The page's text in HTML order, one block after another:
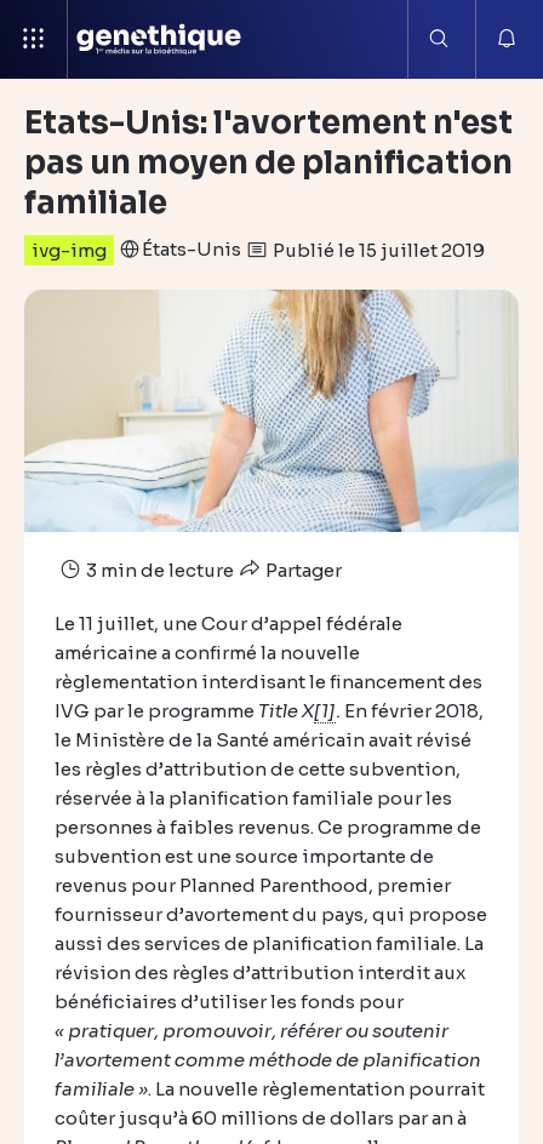
Etats-Unis: l'avortement n'est
pas un moyen de planification
familiale
ivg-img États-Unis Publié le 15 juillet 2019
3 min de lecture Partager
Le 11 juillet, une Cour d’appel fédérale
américaine a confirmé la nouvelle
règlementation interdisant le financement des
IVG par le programme Title X[1]. En février 2018,
le Ministère de la Santé américain avait révisé
les règles d’attribution de cette subvention,
réservée à la planification familiale pour les
personnes à faibles revenus. Ce programme de
subvention est une source importante de
revenus pour Planned Parenthood, premier
fournisseur d’avortement du pays, qui propose
aussi des services de planification familiale. La
révision des règles d’attribution interdit aux
bénéficiaires d’utiliser les fonds pour
« pratiquer, promouvoir, référer ou soutenir
l’avortement comme méthode de planification
familiale ». La nouvelle règlementation pourrait
coûter jusqu’à 60 millions de dollars par an à